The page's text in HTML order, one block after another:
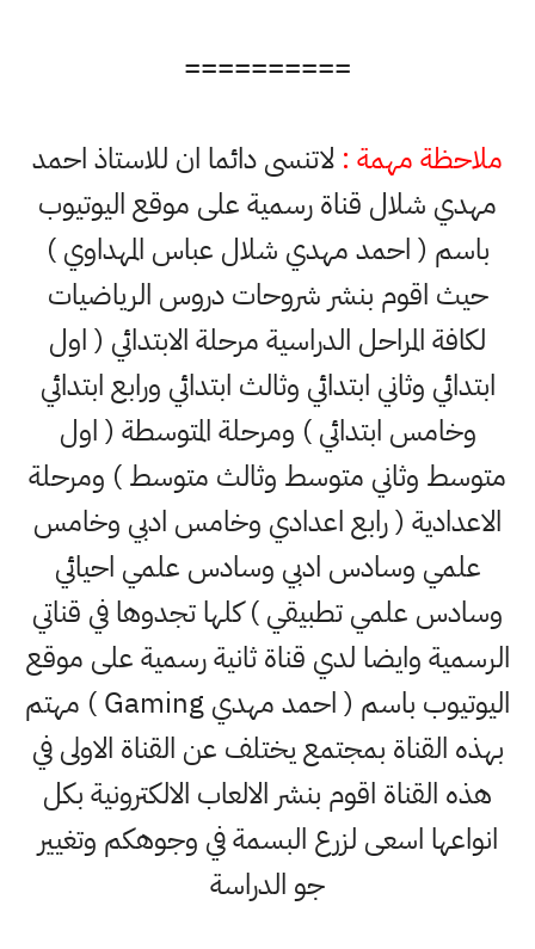
==========
ملاحظة مهمة : لاتنسى دائما ان للاستاذ احمد
مهدي شلال قناة رسمية على موقع اليوتيوب
باسم ( احمد مهدي شلال عباس المهداوي )
حيث اقوم بنشر شروحات دروس الرياضيات
لكافة المراحل الدراسية مرحلة الابتدائي ( اول
ابتدائي وثاني ابتدائي وثالث ابتدائي ورابع ابتدائي
وخامس ابتدائي ) ومرحلة المتوسطة ( اول
متوسط وثاني متوسط وثالث متوسط ) ومرحلة
الاعدادية ( رابع اعدادي وخامس ادبي وخامس
علمي وسادس ادبي وسادس علمي احيائي
وسادس علمي تطبيقي ) كلها تجدوها في قناتي
الرسمية وايضا لدي قناة ثانية رسمية على موقع
اليوتيوب باسم ( احمد مهدي Gaming ) مهتم
بهذه القناة بمجتمع يختلف عن القناة الاولى في
هذه القناة اقوم بنشر الالعاب الالكترونية بكل
انواعها اسعى لزرع البسمة في وجوهكم وتغيير
جو الدراسة